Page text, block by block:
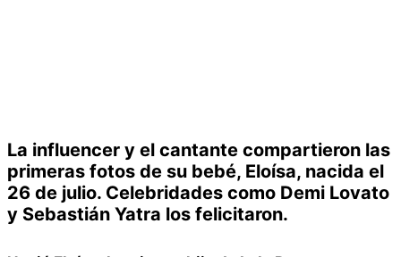
La influencer y el cantante compartieron las
primeras fotos de su bebé, Eloísa, nacida el
26 de julio. Celebridades como Demi Lovato
y Sebastián Yatra los felicitaron.